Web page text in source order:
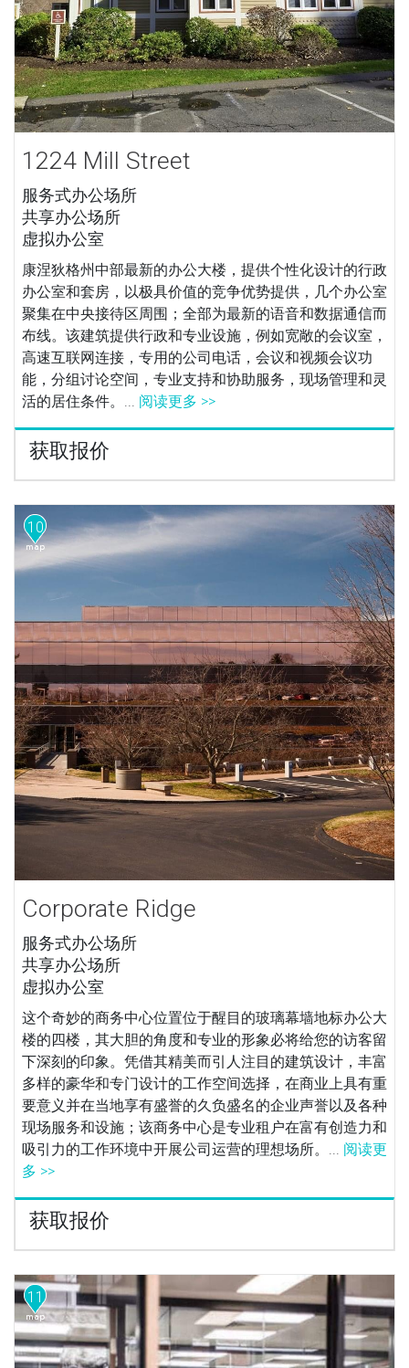
1224 Mill Street
服务式办公场所
共享办公场所
虚拟办公室
康涅狄格州中部最新的办公大楼，提供个性化设计的行政
办公室和套房，以极具价值的竞争优势提供，几个办公室
聚集在中央接待区周围；全部为最新的语音和数据通信而
布线。该建筑提供行政和专业设施，例如宽敞的会议室，
高速互联网连接，专用的公司电话，会议和视频会议功
能，分组讨论空间，专业支持和协助服务，现场管理和灵
活的居住条件。... 阅读更多 >>
获取报价
10
Corporate Ridge
服务式办公场所
共享办公场所
虚拟办公室
这个奇妙的商务中心位置位于醒目的玻璃幕墙地标办公大
楼的四楼，其大胆的角度和专业的形象必将给您的访客留
下深刻的印象。凭借其精美而引人注目的建筑设计，丰富
多样的豪华和专门设计的工作空间选择，在商业上具有重
要意义并在当地享有盛誉的久负盛名的企业声誉以及各种
现场服务和设施；该商务中心是专业租户在富有创造力和
吸引力的工作环境中开展公司运营的理想场所。... 阅读更
多 >>
获取报价
11